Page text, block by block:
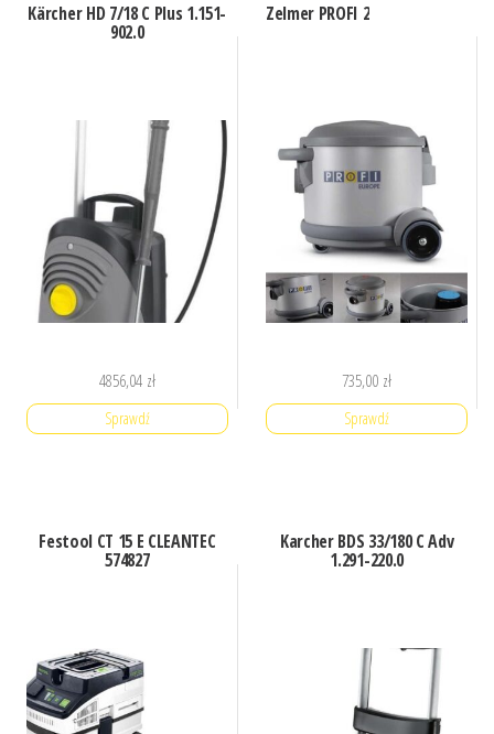
Kärcher HD 7/18 C Plus 1.151-
902.0
4856,04 zł
Sprawdź
Zelmer PROFI 2
735,00 zł
Sprawdź
Festool CT 15 E CLEANTEC
574827
Karcher BDS 33/180 C Adv
1.291-220.0